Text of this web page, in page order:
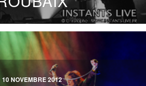
10 NOVEMBRE 2012